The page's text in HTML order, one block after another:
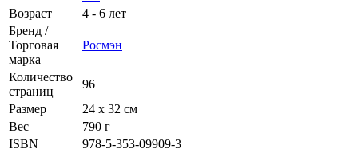
Возраст
4 - 6 лет
Бренд /
Торговая
марка
Росмэн
Количество
страниц
96
Размер
24 х 32 см
Вес
790 г
ISBN
978-5-353-09909-3